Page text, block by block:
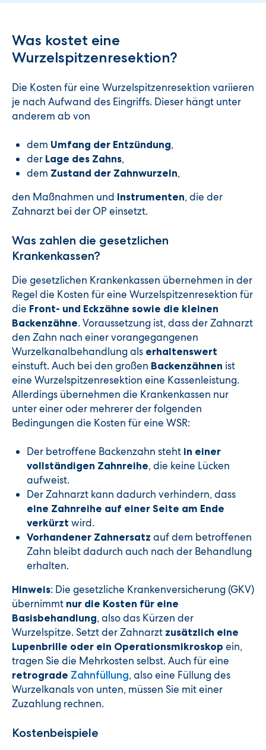
Was kostet eine
Wurzelspitzenresektion?
Die Kosten für eine Wurzelspitzenresektion variieren
je nach Aufwand des Eingriffs. Dieser hängt unter
anderem ab von
dem Umfang der Entzündung,
der Lage des Zahns,
dem Zustand der Zahnwurzeln,
den Maßnahmen und Instrumenten, die der
Zahnarzt bei der OP einsetzt.
Was zahlen die gesetzlichen
Krankenkassen?
Die gesetzlichen Krankenkassen übernehmen in der
Regel die Kosten für eine Wurzelspitzenresektion für
die Front- und Eckzähne sowie die kleinen
Backenzähne. Voraussetzung ist, dass der Zahnarzt
den Zahn nach einer vorangegangenen
Wurzelkanalbehandlung als erhaltenswert
einstuft. Auch bei den großen Backenzähnen ist
eine Wurzelspitzenresektion eine Kassenleistung.
Allerdings übernehmen die Krankenkassen nur
unter einer oder mehrerer der folgenden
Bedingungen die Kosten für eine WSR:
Der betroffene Backenzahn steht in einer
vollständigen Zahnreihe, die keine Lücken
aufweist.
Der Zahnarzt kann dadurch verhindern, dass
eine Zahnreihe auf einer Seite am Ende
verkürzt wird.
Vorhandener Zahnersatz auf dem betroffenen
Zahn bleibt dadurch auch nach der Behandlung
erhalten.
Hinweis: Die gesetzliche Krankenversicherung (GKV)
übernimmt nur die Kosten für eine
Basisbehandlung, also das Kürzen der
Wurzelspitze. Setzt der Zahnarzt zusätzlich eine
Lupenbrille oder ein Operationsmikroskop ein,
tragen Sie die Mehrkosten selbst. Auch für eine
retrograde Zahnfüllung, also eine Füllung des
Wurzelkanals von unten, müssen Sie mit einer
Zuzahlung rechnen.
Kostenbeispiele